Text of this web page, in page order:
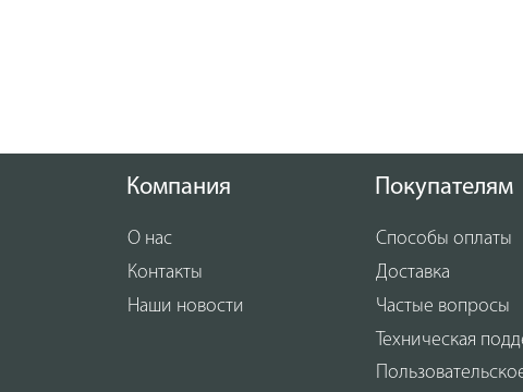
Компания
О нас
Контакты
Наши новости
Покупателям
Способы оплаты
Доставка
Частые вопросы
Техническая